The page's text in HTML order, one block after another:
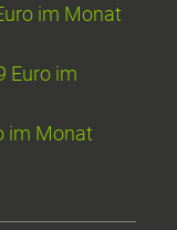
im Monat
Euro im
im Monat